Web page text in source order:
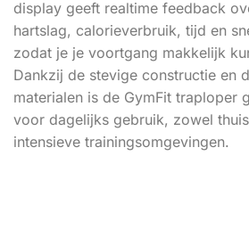
display geeft realtime feedback
hartslag, calorieverbruik, tijd en
zodat je je voortgang makkelijk
Dankzij de stevige constructie en
materialen is de GymFit traploper
voor dagelijks gebruik, zowel
intensieve trainingsomgevingen.